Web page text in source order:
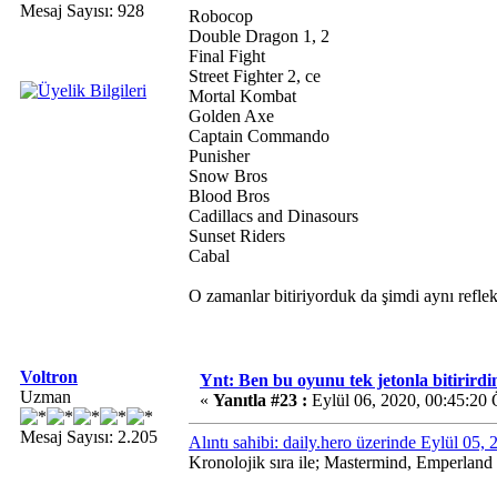
Mesaj Sayısı: 928
Robocop
Double Dragon 1, 2
Final Fight
Street Fighter 2, ce
Mortal Kombat
Golden Axe
Captain Commando
Punisher
Snow Bros
Blood Bros
Cadillacs and Dinasours
Sunset Riders
Cabal
O zamanlar bitiriyorduk da şimdi aynı
Voltron
Uzman
Mesaj Sayısı: 2.205
Ynt: Ben bu oyunu tek jetonla
« Yanıtla #23 : Eylül 06, 2020, 00:45:20
Alıntı sahibi: daily.hero üzerinde Eylül 05,
Kronolojik sıra ile; Mastermind,